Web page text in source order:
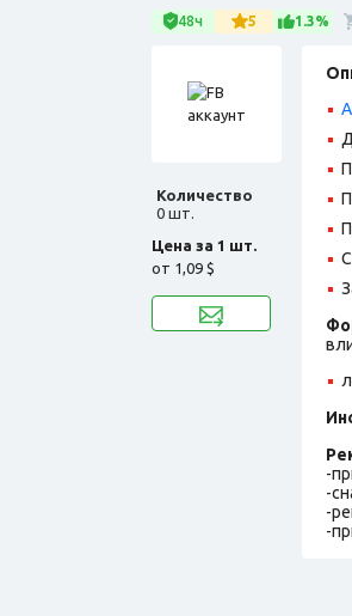
48ч 5 1.3%
Количество
0 шт.
Цена за 1 шт.
от 1,09 $
-
-
-
-